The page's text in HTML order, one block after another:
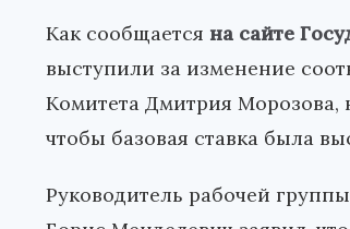
Как сообщается на сайте
выступили за изменение
Комитета Дмитрия
чтобы базовая ставка была
Руководитель рабочей